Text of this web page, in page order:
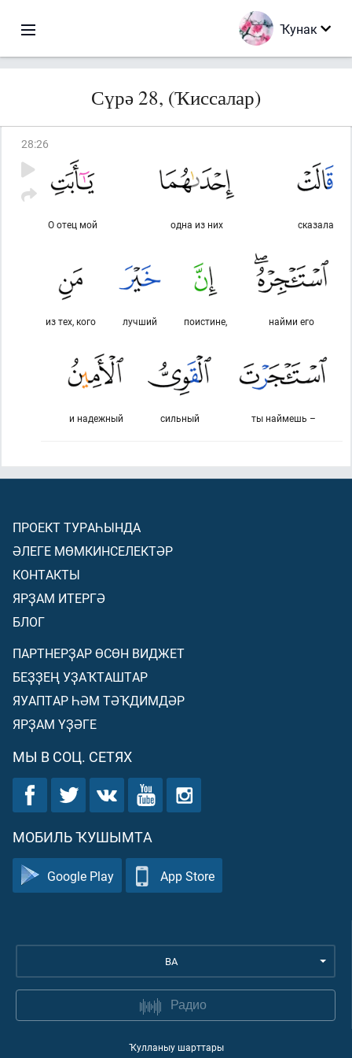
Ҡунак
Сүрә 28, (Ҡиссалар)
28:26
сказала
одна из них
О отец мой
найми его
поистине,
лучший
из тех, кого
ты наймешь –
сильный
и надежный
ПРОЕКТ ТУРАҺЫНДА
ӘЛЕГЕ МӨМКИНСЕЛЕКТӘР
КОНТАКТЫ
ЯРҘАМ ИТЕРГӘ
БЛОГ
ПАРТНЕРҘАР ӨСӨН ВИДЖЕТ
БЕҘҘЕҢ УҘАҠТАШТАР
ЯУАПТАР ҺӘМ ТӘҠДИМДӘР
ЯРҘАМ ҮҘӘГЕ
МЫ В СОЦ. СЕТЯХ
МОБИЛЬ ҠУШЫМТА
Google Play App Store
BA
Радио
Ҡулланыу шарттары